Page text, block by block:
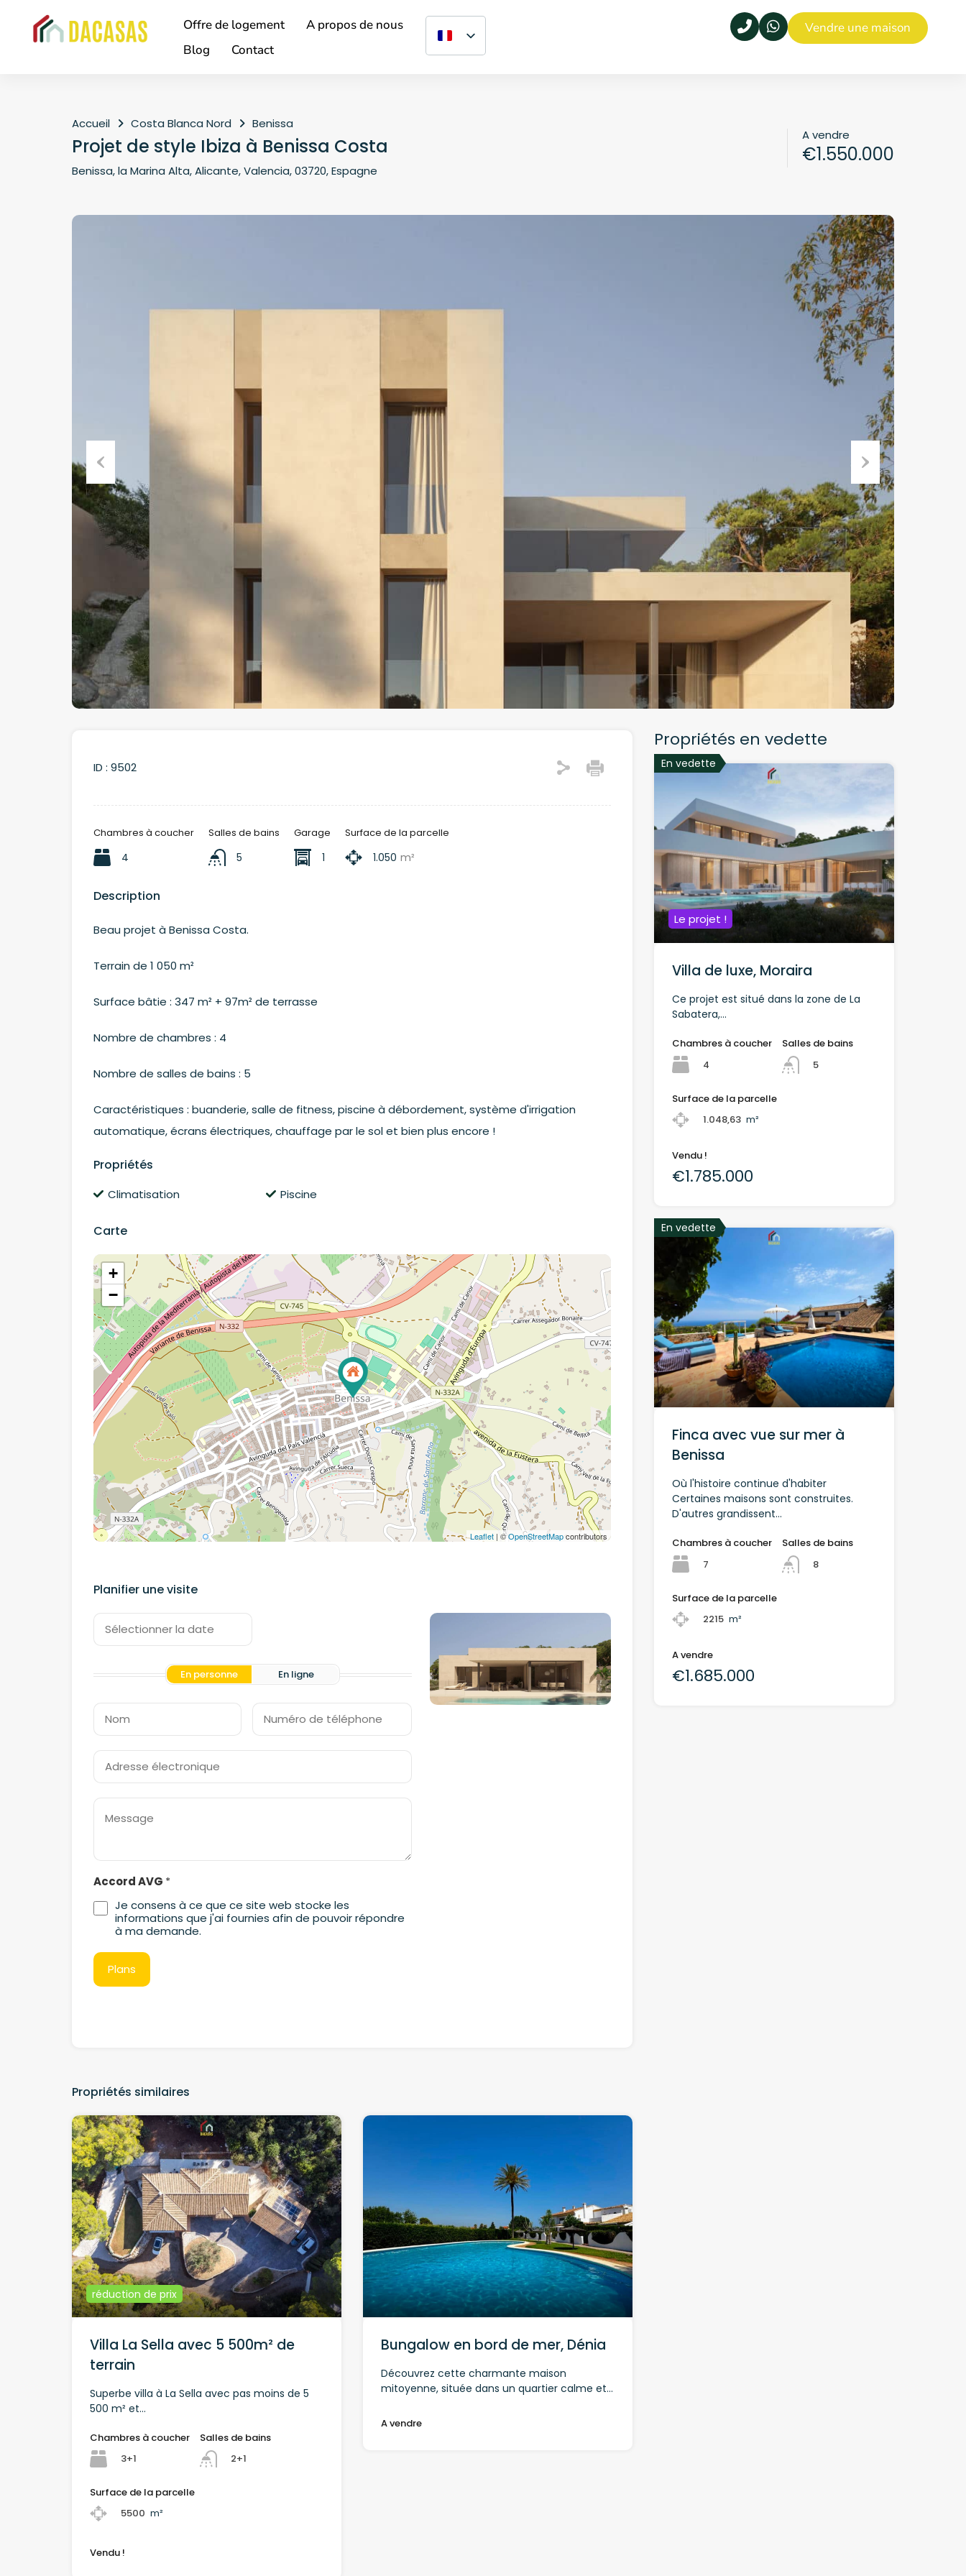
Offre de logement
A propos de nous
Blog
Contact
Vendre une maison
Accueil Costa Blanca Nord Benissa
Projet de style Ibiza à Benissa Costa
Benissa, la Marina Alta, Alicante, Valencia, 03720, Espagne
A vendre
€1.550.000
Précédent Suivant
ID : 9502
Chambres à coucher
4
Salles de bains
5
Garage
1
Surface de la parcelle
1.050 m²
Description
Beau projet à Benissa Costa.
Terrain de 1 050 m²
Surface bâtie : 347 m² + 97m² de terrasse
Nombre de chambres : 4
Nombre de salles de bains : 5
Caractéristiques : buanderie, salle de fitness, piscine à débordement, système d'irrigation
automatique, écrans électriques, chauffage par le sol et bien plus encore !
Propriétés
Climatisation Piscine
Carte
+
−
Leaflet| ©OpenStreetMapcontributors
Planifier une visite
En personne En ligne
Accord AVG *
Je consens à ce que ce site web stocke les
informations que j'ai fournies afin de pouvoir répondre
à ma demande.
Propriétés similaires
réduction de prix
Villa La Sella avec 5 500m² de
terrain
Superbe villa à La Sella avec pas moins de 5
500 m² et...
Chambres à coucher
3+1
Salles de bains
2+1
Surface de la parcelle
5500 m²
Vendu !
Bungalow en bord de mer, Dénia
Découvrez cette charmante maison
mitoyenne, située dans un quartier calme et…
A vendre
Propriétés en vedette
En vedette
Le projet !
Villa de luxe, Moraira
Ce projet est situé dans la zone de La
Sabatera,...
Chambres à coucher
4
Salles de bains
5
Surface de la parcelle
1.048,63 m²
Vendu !
€1.785.000
En vedette
Finca avec vue sur mer à
Benissa
Où l'histoire continue d'habiter
Certaines maisons sont construites.
D'autres grandissent…
Chambres à coucher
7
Salles de bains
8
Surface de la parcelle
2215 m²
A vendre
€1.685.000